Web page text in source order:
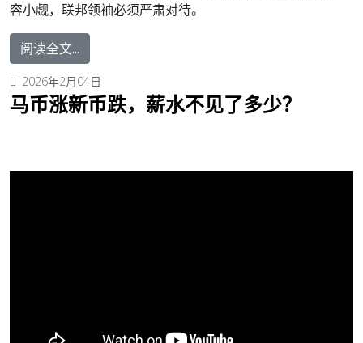
容小觑，联邦领袖必须严肃对待。
阅读全文...
2026年2月04日
马币涨新币跌，薪水不见了多少？